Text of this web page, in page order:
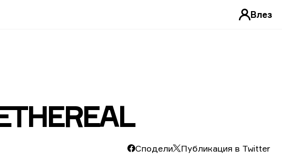
Влез
Сподели Публикация в Twitter